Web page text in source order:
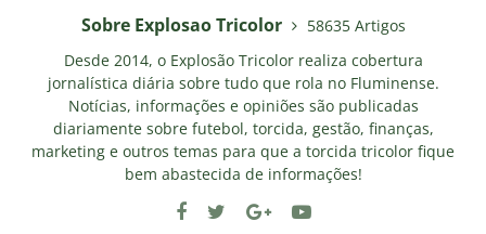
Sobre Explosao Tricolor
58635 Artigos
Desde 2014, o Explosão Tricolor realiza cobertura
jornalística diária sobre tudo que rola no Fluminense.
Notícias, informações e opiniões são publicadas
diariamente sobre futebol, torcida, gestão, finanças,
marketing e outros temas para que a torcida tricolor fique
bem abastecida de informações!